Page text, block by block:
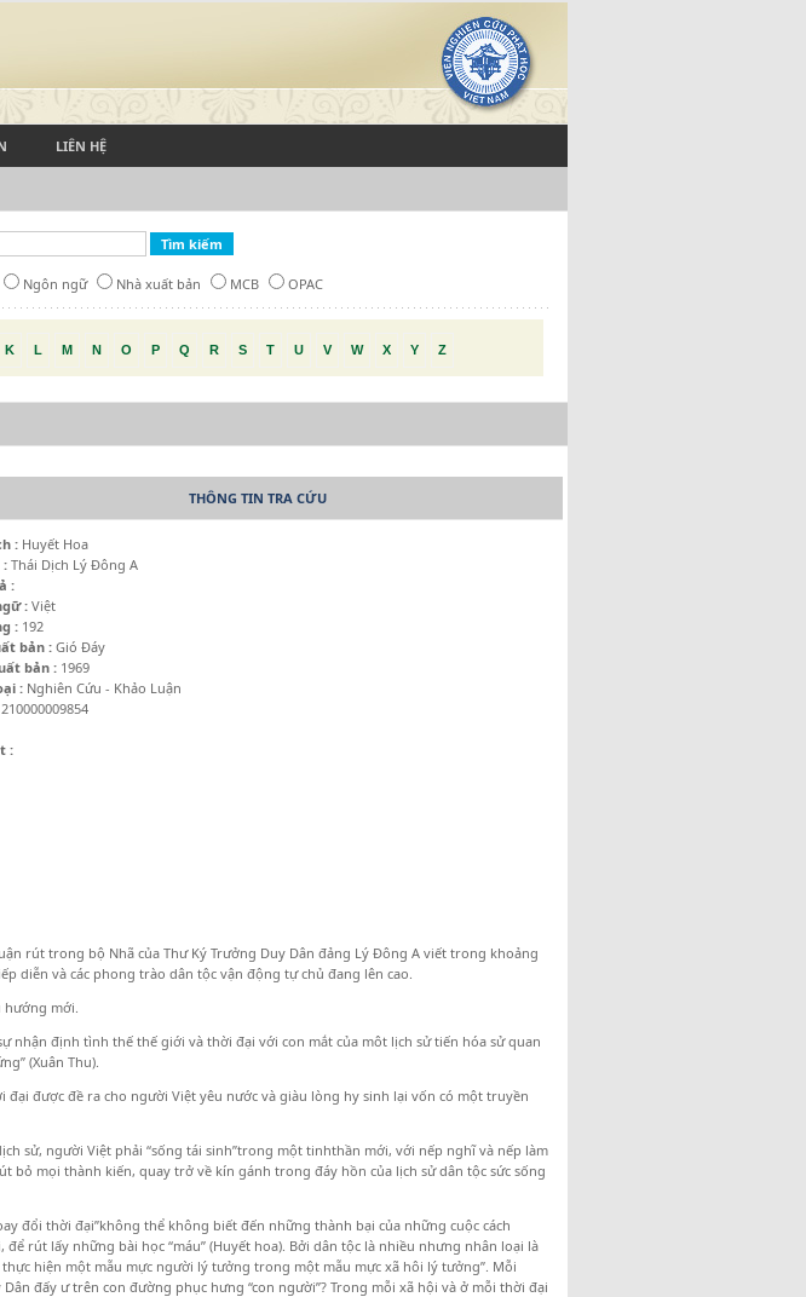
LIÊN HỆ
Ngôn ngữ Nhà xuất bản MCB OPAC
K L M N O P Q R S T U V W X Y Z
THÔNG TIN TRA CỨU
: Huyết Hoa
:Thái Dịch Lý Đông A
:
: Việt
: 192
bản : Gió Đáy
bản : 1969
: Nghiên Cứu - Khảo Luận
:
rút trong bộ Nhã của Thư Ký Trưởng Duy Dân đảng Lý Đông A viết trong khoảng
diễn và các phong trào dân tộc vận động tự chủ đang lên cao.
hướng mới.
nhận định tình thế thế giới và thời đại với con mắt của môt lịch sử tiến hóa sử quan
(Xuân Thu).
được đề ra cho người Việt yêu nước và giàu lòng hy sinh lại vốn có một truyền
sử, người Việt phải “sống tái sinh”trong một tinhthần mới, với nếp nghĩ và nếp làm
bỏ mọi thành kiến, quay trở về kín gánh trong đáy hồn của lịch sử dân tộc sức sống
đổi thời đại”không thể không biết đến những thành bại của những cuộc cách
rút lấy những bài học “máu” (Huyết hoa). Bởi dân tộc là nhiều nhưng nhân loại là
hiện một mẫu mực người lý tưởng trong một mẫu mực xã hôi lý tưởng”. Mỗi
đấy ư trên con đường phục hưng “con người”? Trong mỗi xã hội và ở mỗi thời đại